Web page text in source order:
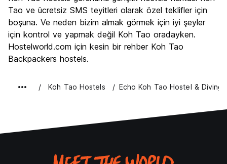
Ekonomik
8.0
Tao ve ücretsiz SMS teyitleri olarak özel teklifler için
boşuna. Ve neden bizim almak görmek için iyi şeyler
için kontrol ve yapmak değil Koh Tao oradayken.
Hostelworld.com için kesin bir rehber Koh Tao
Backpackers hostels.
Koh Tao Hostels Echo Koh Tao Hostel & Diving